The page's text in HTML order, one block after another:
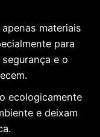
materiais
para
e o
ecologicamente
e deixam